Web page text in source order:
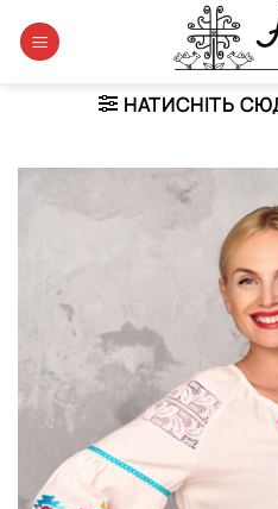
НАТИСНІТЬ